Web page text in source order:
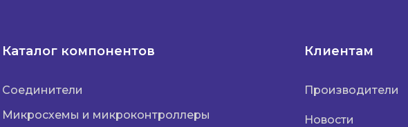
Каталог компонентов
Соединители
Микросхемы и микроконтроллеры
Клиентам
Производители
Новости